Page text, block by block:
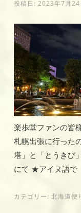
投稿日: 2023年7月24
楽歩堂ファンの皆
札幌出張に行った
塔」と「とうきび
にて ★アイヌ語で
カテゴリー: 北海道便